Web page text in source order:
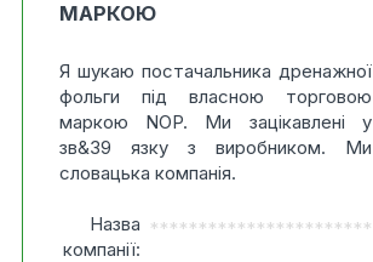
МАРКОЮ
Я шукаю постачальника дренажної
фольги під власною торговою
маркою NOP. Ми зацікавлені у
зв&39 язку з виробником. Ми
словацька компанія.
Назва
компанії:
***********************